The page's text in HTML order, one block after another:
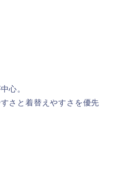
心。
さと着替えやすさを優先